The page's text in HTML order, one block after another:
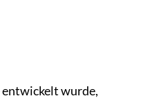
wurde,